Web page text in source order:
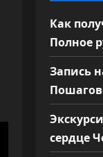
Как
Полное
Запись
сердце